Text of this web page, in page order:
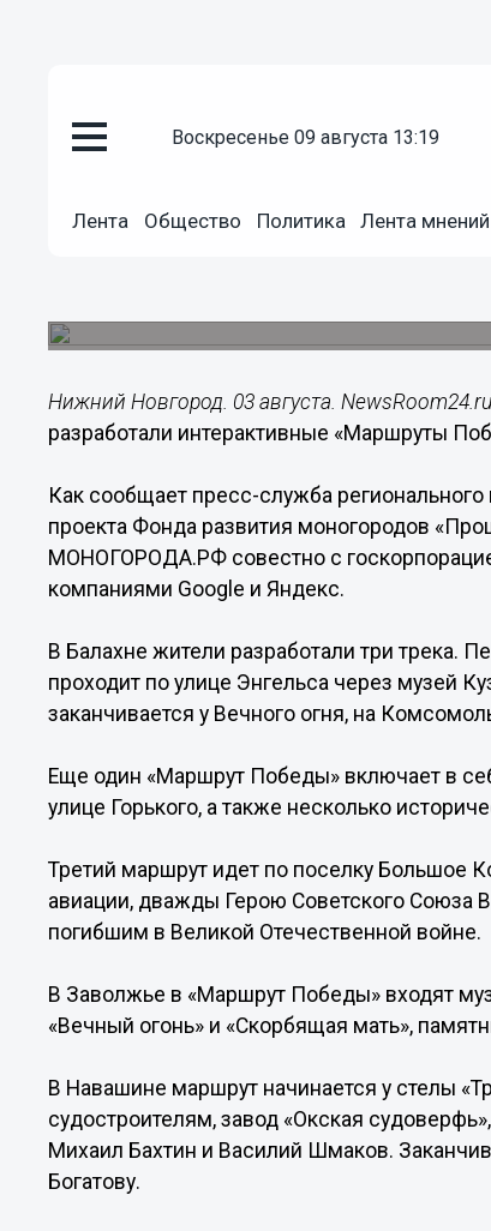
воскресенье 09 августа 13:19
Лента Общество Политика Лента мнений
«Маршруты Победы»
Нижний Новгород. 03 августа.
разработали интерактивные «Маршруты
Как сообщает пресс-служба
проекта Фонда развития моногородов
МОНОГОРОДА.РФ совестно с
компаниями Google и Яндекс.
В Балахне жители разработали три трека.
проходит по улице Энгельса через музей
заканчивается у Вечного огня, на
Еще один «Маршрут Победы» включает в
улице Горького, а также несколько
Третий маршрут идет по поселку Большое
авиации, дважды Герою Советского Союза
погибшим в Великой Отечественной войне.
В Заволжье в «Маршрут Победы» входят
«Вечный огонь» и «Скорбящая мать»,
В Навашине маршрут начинается у стелы
судостроителям, завод «Окская
Михаил Бахтин и Василий Шмаков.
Богатову.